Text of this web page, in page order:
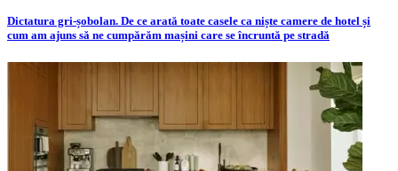
Dictatura gri-șobolan. De ce arată toate casele ca niște camere de hotel și
cum am ajuns să ne cumpărăm mașini care se încruntă pe stradă